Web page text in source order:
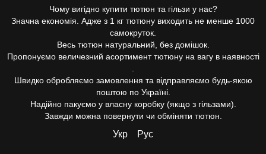
Чому вигідно купити тютюн та гільзи у нас?
Значна економія. Адже з 1 кг тютюну виходить не менше 1000
самокруток.
Весь тютюн натуральний, без домішок.
Пропонуємо величезний асортимент тютюну на вагу в наявності
Швидко обробляємо замовлення та відправляємо будь-якою
поштою по Україні.
Надійно пакуємо у власну коробку (якщо з гільзами).
Завжди можна повернути чи обміняти тютюн.
Укр Рус